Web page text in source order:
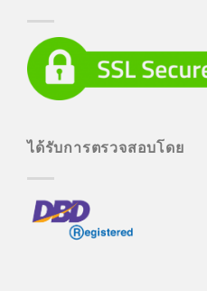
ได้รับการตรวจสอบโดย